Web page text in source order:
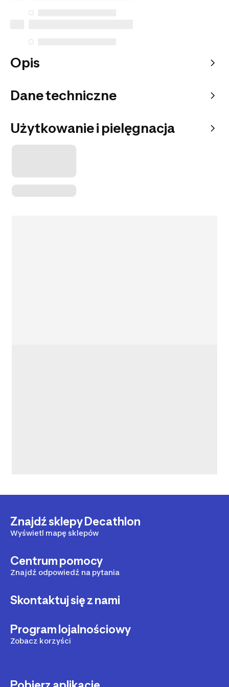
Opis
Dane techniczne
Użytkowanie i pielęgnacja
Znajdź sklepy Decathlon
Wyświetl mapę sklepów
Centrum pomocy
Znajdź odpowiedź na pytania
Skontaktuj się z nami
Program lojalnościowy
Zobacz korzyści